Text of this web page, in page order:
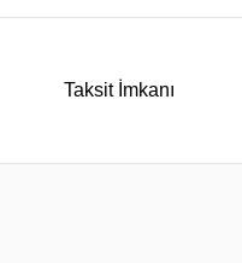
Taksit İmkanı